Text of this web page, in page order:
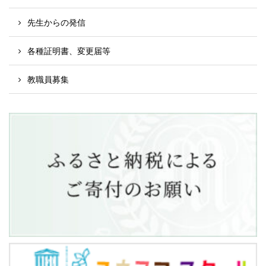
先生からの発信
各種証明書、変更届等
教職員募集